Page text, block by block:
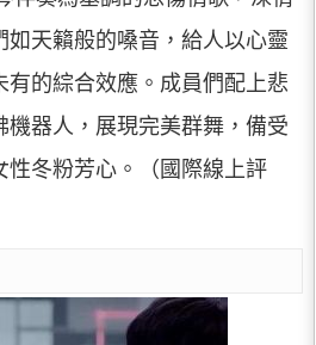
如天籟般的嗓音，給人以心靈
有的綜合效應。成員們配上悲
機器人，展現完美群舞，備受
性冬粉芳心。（國際線上評